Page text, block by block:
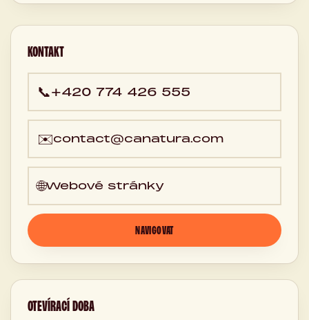
01 Příbram,
KONTAKT
📞+420 774 426 555
✉️contact@canatura.com
🌐Webové stránky
NAVIGOVAT
OTEVÍRACÍ DOBA